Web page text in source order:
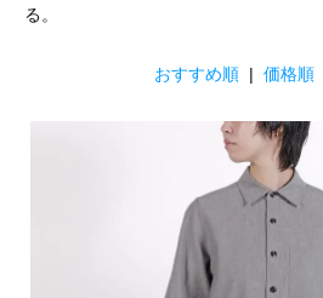
る。
おすすめ順 | 価格順